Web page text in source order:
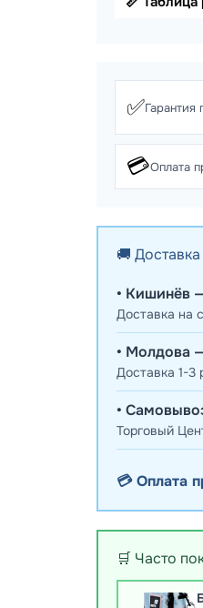
✅Гарантия
💳Оплата
🚚 Доставка
• Кишинёв
Доставка на
• Молдова
Доставка 1-3
•
Торговый
💳 Оплата
🛒 Часто